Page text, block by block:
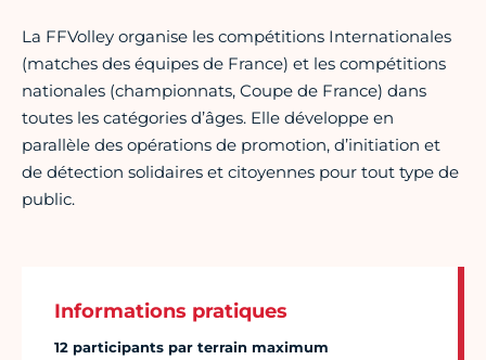
La FFVolley organise les compétitions Internationales
(matches des équipes de France) et les compétitions
nationales (championnats, Coupe de France) dans
toutes les catégories d’âges. Elle développe en
parallèle des opérations de promotion, d’initiation et
de détection solidaires et citoyennes pour tout type de
public.
Informations pratiques
12 participants par terrain maximum